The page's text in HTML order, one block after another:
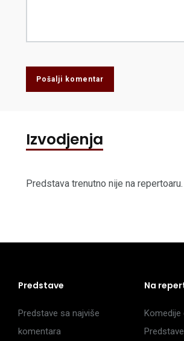
Pošalji komentar
Izvodjenja
Predstava trenutno nije na repertoaru.
Predstave
Predstave sa najviše
komentara
Na
Komedije